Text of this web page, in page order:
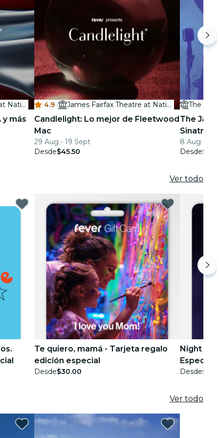
James Fairfax Theatre at National Gallery of Australia
y más
4.9 · James Fairfax Theatre at National Gallery of Australia
Candlelight: Lo mejor de Fleetwood
Mac
29 Aug - 19 Sept
Desde$45.50
The
The Jazz
Sinatra
8 Aug
Desde
Ver todo
Te quiero, mamá - Tarjeta regalo
edición especial
Desde$30.00
Night
Especial
Desde
Ver todo